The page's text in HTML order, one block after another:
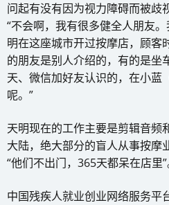
问起有没有因为视力障碍而被歧
“不会啊，我有很多健全人朋友
明在这座城市开过按摩店，顾客
的朋友是别人介绍的，有的是坐
天、微信加好友认识的，在小蓝
呢。”
天明现在的工作主要是剪辑音频
大陆，绝大部分的盲人从事按摩
“他们不出门，365天都呆在店里”
中国残疾人就业创业网络服务平